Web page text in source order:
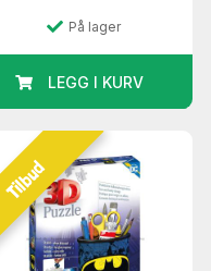
På lager
LEGG I KURV
Tilbud